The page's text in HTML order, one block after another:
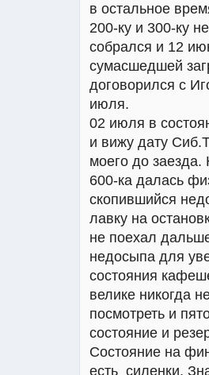
в остальное
200-ку и 300-ку
собрался и 12
сумасшедшей
договорился с
июля.
02 июля в
и вижу дату
моего до
600-ка далась
скопившийся
лавку на
не поехал
недосыпа для
состояния
велике никогда
посмотреть и
состояние и
Состояние на
есть силенки.